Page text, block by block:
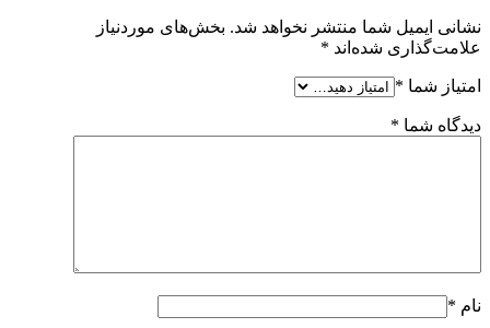
نشانی ایمیل شما منتشر نخواهد شد. بخش‌های موردنیاز
علامت‌گذاری شده‌اند *
امتیاز شما *
دیدگاه شما *
نام *